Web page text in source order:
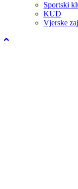
Sportski
KUD
Vjerske